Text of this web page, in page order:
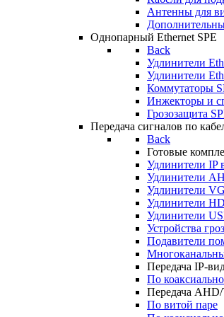
Антенны для
Однопарный Ethernet SPE
Back
Удлинители
Удлинители
Коммутаторы
Инжекторы и
Грозозащита
Передача сигналов по
Back
Готовые
Удлинители IP
Удлинители
Удлинители
Удлинители
Удлинители
Устройства
Подавители
Передача IP-
По
Передача
По витой паре